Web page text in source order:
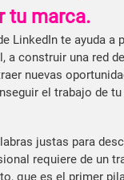
tu marca.
LinkedIn te ayuda a
a construir una red
nuevas
el trabajo de tu
justas para
requiere de un
que es el primer